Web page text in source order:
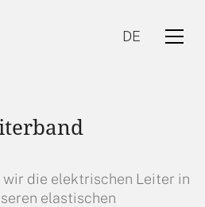
DE
wir die elektrischen Leiter in
elastischen